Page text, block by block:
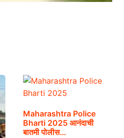
Maharashtra Police
Bharti 2025 आनंदाची
बातमी पोलीस…